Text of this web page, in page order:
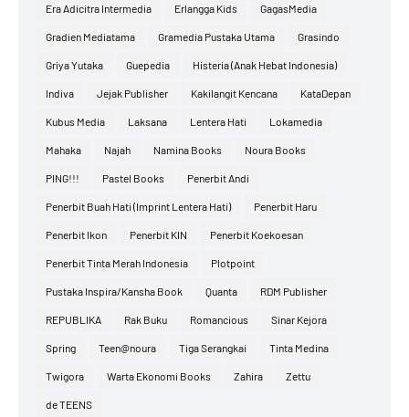
Era Adicitra Intermedia Erlangga Kids GagasMedia
Gradien Mediatama Gramedia Pustaka Utama Grasindo
Griya Yutaka Guepedia Histeria (Anak Hebat Indonesia)
Indiva Jejak Publisher Kakilangit Kencana KataDepan
Kubus Media Laksana Lentera Hati Lokamedia
Mahaka Najah Namina Books Noura Books
PING!!! Pastel Books Penerbit Andi
Penerbit Buah Hati (Imprint Lentera Hati) Penerbit Haru
Penerbit Ikon Penerbit KIN Penerbit Koekoesan
Penerbit Tinta Merah Indonesia Plotpoint
Pustaka Inspira/Kansha Book Quanta RDM Publisher
REPUBLIKA Rak Buku Romancious Sinar Kejora
Spring Teen@noura Tiga Serangkai Tinta Medina
Twigora Warta Ekonomi Books Zahira Zettu
de TEENS